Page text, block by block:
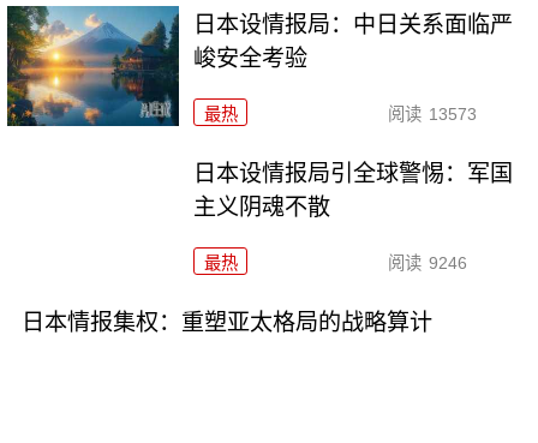
日本设情报局：中日关系面临严
峻安全考验
最热 阅读 13573
日本设情报局引全球警惕：军国
主义阴魂不散
最热 阅读 9246
日本情报集权：重塑亚太格局的战略算计